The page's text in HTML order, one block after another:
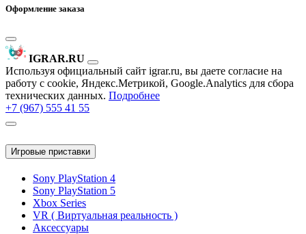
Оформление заказа
IGRAR.RU
Используя официальный сайт igrar.ru, вы даете согласие на
работу с cookie, Яндекс.Метрикой, Google.Analytics для сбора
технических данных. Подробнее
+7 (967) 555 41 55
Игровые приставки
Sony PlayStation 4
Sony PlayStation 5
Xbox Series
VR ( Виртуальная реальность )
Аксессуары